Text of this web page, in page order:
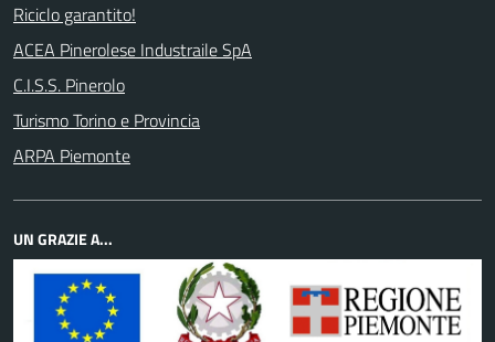
Riciclo garantito!
ACEA Pinerolese Industraile SpA
C.I.S.S. Pinerolo
Turismo Torino e Provincia
ARPA Piemonte
UN GRAZIE A...